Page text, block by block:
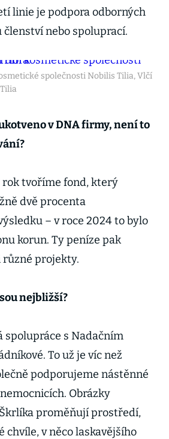
linie je podpora odborných
nebo spoluprací.
společnosti Nobilis Tilia, Vlčí
v DNA firmy, není to
rok tvoříme fond, který
dvě procenta
– v roce 2024 to bylo
korun. Ty peníze pak
projekty.
nejbližší?
spolupráce s Nadačním
To už je víc než
podporujeme nástěnné
Obrázky
proměňují prostředí,
chvíle, v něco laskavějšího